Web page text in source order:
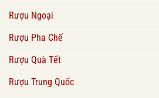
Rượu Ngoại
Rượu Pha Chế
Rượu Quà Tết
Rượu Trung Quốc